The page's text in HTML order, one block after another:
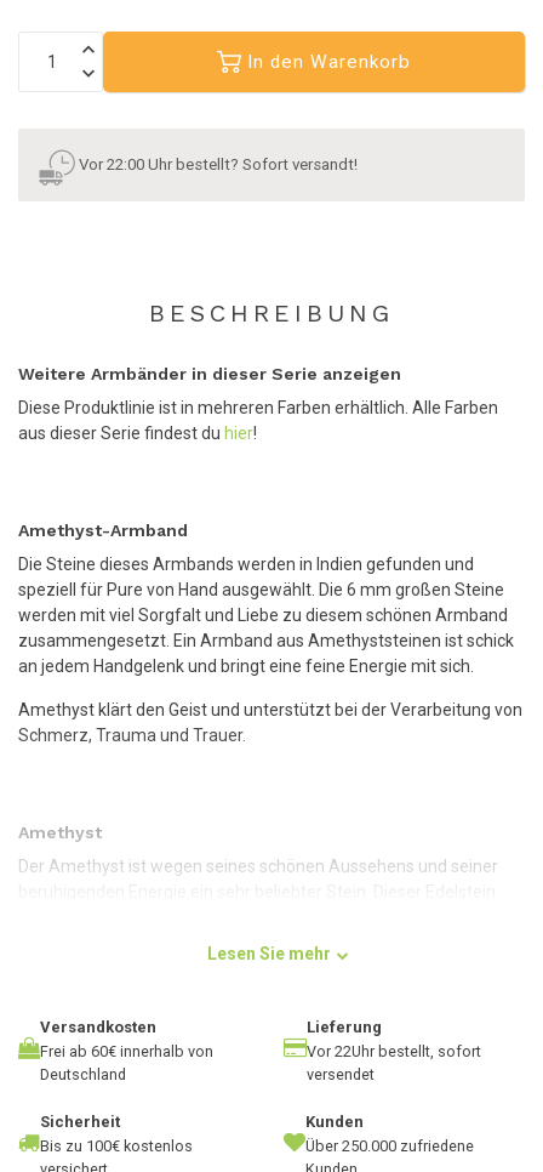
In den Warenkorb
Vor 22:00 Uhr bestellt? Sofort versandt!
BESCHREIBUNG
Weitere Armbänder in dieser Serie anzeigen
Diese Produktlinie ist in mehreren Farben erhältlich. Alle Farben
aus dieser Serie findest du hier!
Amethyst-Armband
Die Steine dieses Armbands werden in Indien gefunden und
speziell für Pure von Hand ausgewählt. Die 6 mm großen Steine
werden mit viel Sorgfalt und Liebe zu diesem schönen Armband
zusammengesetzt. Ein Armband aus Amethyststeinen ist schick
an jedem Handgelenk und bringt eine feine Energie mit sich.
Amethyst klärt den Geist und unterstützt bei der Verarbeitung von
Schmerz, Trauma und Trauer.
Amethyst
Der Amethyst ist wegen seines schönen Aussehens und seiner
Der Stein ist eine schöne Ergänzung während der Meditation,
ansehen, passt der Amethyst sehr gut zum siebten Chakra.
Dieses Chakra befindet sich in der Krone und ist mit dem Kosmos
und der Amethyst kann dabei perfekt helfen.
Lesen Sie mehr
Versandkosten
Frei ab 60€ innerhalb von
Deutschland
Lieferung
Vor 22Uhr bestellt, sofort
versendet
Sicherheit
Bis zu 100€ kostenlos
Kunden
Über 250.000 zufriedene